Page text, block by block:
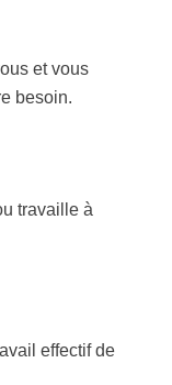
et vous
besoin.
travaille à
effectif de